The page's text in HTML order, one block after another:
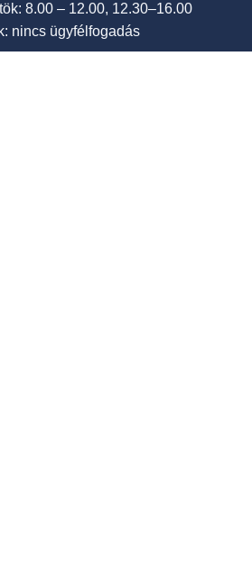
8.00 – 12.00, 12.30–16.00
nincs ügyfélfogadás